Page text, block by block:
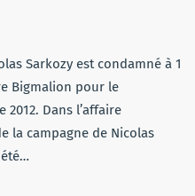
Sarkozy est condamné à 1
Bigmalion pour le
Dans l’affaire
la campagne de Nicolas
été…